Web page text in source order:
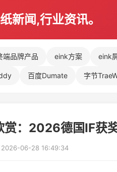
新闻,行业资讯。
端品牌产品 eink方案 eink
百度Dumate 字节
赏：2026德国IF获
2026-06-28 16:49:34